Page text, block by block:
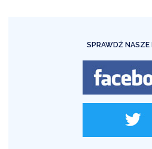
SPRAWDŹ NASZE